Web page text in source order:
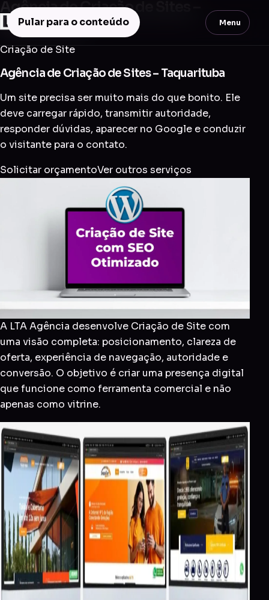
Pular para o conteúdo Menu
Agência de Criação de Sites –
Taquarituba
Criação de Site
Agência de Criação de Sites – Taquarituba
Um site precisa ser muito mais do que bonito. Ele
deve carregar rápido, transmitir autoridade,
responder dúvidas, aparecer no Google e conduzir
o visitante para o contato.
Solicitar orçamentoVer outros serviços
A LTA Agência desenvolve Criação de Site com
uma visão completa: posicionamento, clareza de
oferta, experiência de navegação, autoridade e
conversão. O objetivo é criar uma presença digital
que funcione como ferramenta comercial e não
apenas como vitrine.